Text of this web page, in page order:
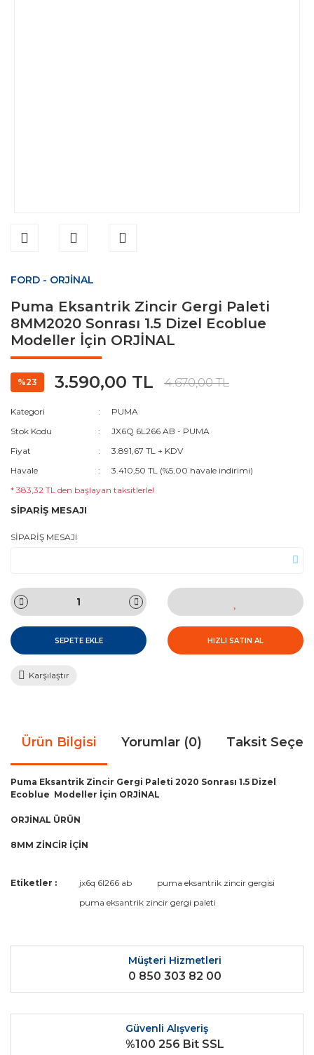
FORD - ORJİNAL
Puma Eksantrik Zincir Gergi Paleti
8MM2020 Sonrası 1.5 Dizel Ecoblue
Modeller İçin ORJİNAL
%23 3.590,00 TL 4.670,00 TL
Kategori
PUMA
Stok Kodu
JX6Q 6L266 AB - PUMA
Fiyat
3.891,67 TL + KDV
Havale
3.410,50 TL (%5,00 havale indirimi)
* 383,32 TL den başlayan taksitlerle!
SİPARİŞ MESAJI
SİPARİŞ MESAJI
SEPETE EKLE HIZLI SATIN AL
Karşılaştır
Ürün Bilgisi Yorumlar (0) Taksit
Puma Eksantrik Zincir Gergi Paleti 2020 Sonrası 1.5 Dizel
Ecoblue Modeller İçin ORJİNAL
ORJİNAL ÜRÜN
8MM ZİNCİR İÇİN
Bu ürüne ilk yorumu siz yapın!
Yorum Yaz
Bu ürünün fiyat bilgisi, resim, ürün açıklamalarında ve diğer
kullanarak tarafımıza iletebilirsiniz.
Ürün resmi kalitesiz, bozuk veya görüntülenemiyor.
Ürün açıklamasında eksik bilgiler bulunuyor.
Ürün bilgilerinde hatalar bulunuyor.
Ürün fiyatı diğer sitelerden daha pahalı.
Bu ürüne benzer farklı alternatifler olmalı.
Etiketler : jx6q 6l266 ab
puma eksantrik zincir gergisi
puma eksantrik zincir gergi paleti
Müşteri Hizmetleri
0 850 303 82 00
Güvenli Alışveriş
%100 256 Bit SSL